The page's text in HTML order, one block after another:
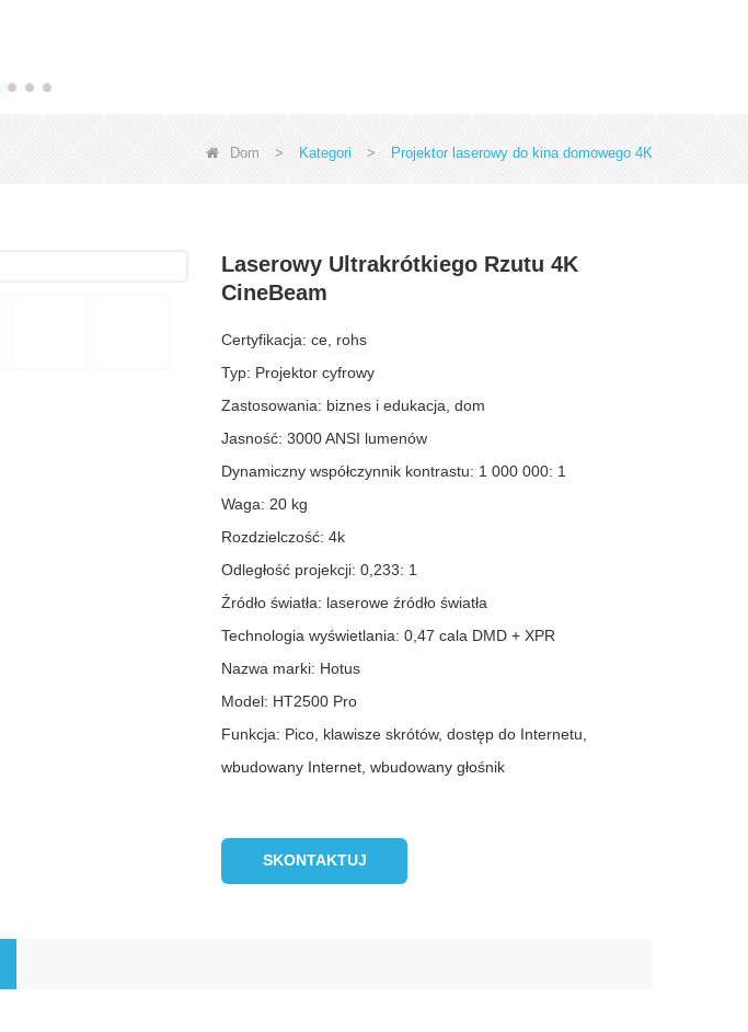
Dom > Kategori > Projektor laserowy do kina domowego 4K
Laserowy Ultrakrótkiego Rzutu 4K
CineBeam
Certyfikacja: ce, rohs
Typ: Projektor cyfrowy
Zastosowania: biznes i edukacja, dom
Jasność: 3000 ANSI lumenów
Dynamiczny współczynnik kontrastu: 1 000 000: 1
Waga: 20 kg
Rozdzielczość: 4k
Odległość projekcji: 0,233: 1
Źródło światła: laserowe źródło światła
Technologia wyświetlania: 0,47 cala DMD + XPR
Nazwa marki: Hotus
Model: HT2500 Pro
Funkcja: Pico, klawisze skrótów, dostęp do Internetu,
wbudowany Internet, wbudowany głośnik
SKONTAKTUJ